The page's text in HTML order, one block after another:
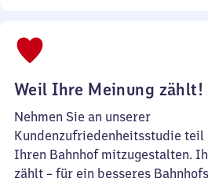
Weil Ihre Meinung zählt!
Nehmen Sie an unserer
Kundenzufriedenheitsstudie teil
Ihren Bahnhof mitzugestalten.
zählt – für ein besseres